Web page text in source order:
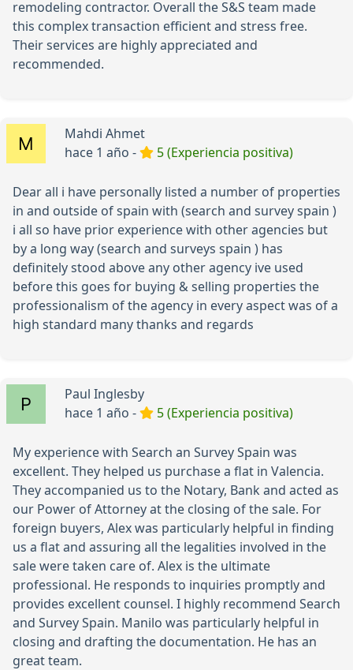
remodeling contractor. Overall the S&S team made
this complex transaction efficient and stress free.
Their services are highly appreciated and
recommended.
Mahdi Ahmet
hace 1 año -
5 (Experiencia positiva)
Dear all i have personally listed a number of properties
in and outside of spain with (search and survey spain )
i all so have prior experience with other agencies but
by a long way (search and surveys spain ) has
definitely stood above any other agency ive used
before this goes for buying & selling properties the
professionalism of the agency in every aspect was of a
high standard many thanks and regards
Paul Inglesby
hace 1 año -
5 (Experiencia positiva)
My experience with Search an Survey Spain was
excellent. They helped us purchase a flat in Valencia.
They accompanied us to the Notary, Bank and acted as
our Power of Attorney at the closing of the sale. For
foreign buyers, Alex was particularly helpful in finding
us a flat and assuring all the legalities involved in the
sale were taken care of. Alex is the ultimate
professional. He responds to inquiries promptly and
provides excellent counsel. I highly recommend Search
and Survey Spain. Manilo was particularly helpful in
closing and drafting the documentation. He has an
great team.